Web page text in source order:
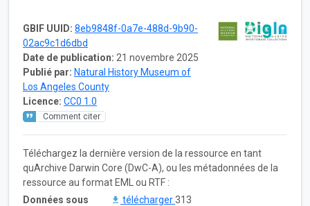
GBIF UUID: 8eb9848f-0a7e-488d-9b90-
02ac9c1d6dbd
Date de publication: 21 novembre 2025
Publié par: Natural History Museum of
Los Angeles County
Licence: CC0 1.0
Comment citer
Téléchargez la dernière version de la ressource en tant
quArchive Darwin Core (DwC-A), ou les métadonnées de la
ressource au format EML ou RTF :
Données sous
télécharger313